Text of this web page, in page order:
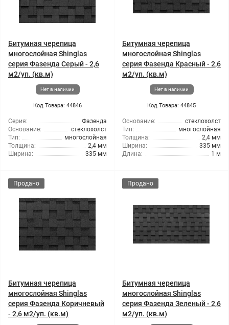
Битумная черепица
многослойная Shinglas
серия Фазенда Серый - 2,6
м2/уп. (кв.м)
Нет в наличии
Код Товара: 44846
Серия:
Фазенда
Основание:
стеклохолст
Тип:
многослойная
Толщина:
2,4 мм
Ширина:
335 мм
Битумная черепица
многослойная Shinglas
серия Фазенда Красный - 2,6
м2/уп. (кв.м)
Нет в наличии
Код Товара: 44845
Основание:
стеклохолст
Тип:
многослойная
Толщина:
2,4 мм
Ширина:
335 мм
Длина:
1 м
Продано
Битумная черепица
многослойная Shinglas
серия Фазенда Коричневый
- 2,6 м2/уп. (кв.м)
Продано
Битумная черепица
многослойная Shinglas
серия Фазенда Зеленый - 2,6
м2/уп. (кв.м)